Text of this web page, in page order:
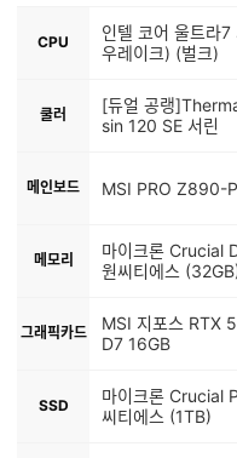
CPU
인텔 코어 울트라
우레이크) (벌크)
쿨러
[듀얼 공랭
sin 120 SE 서린
메인보드 MSI PRO Z890-
메모리
마이크론 Crucial
원씨티에스
그래픽카드
MSI 지포스 RTX
D7 16GB
SSD
마이크론 Crucial
씨티에스 (1TB)